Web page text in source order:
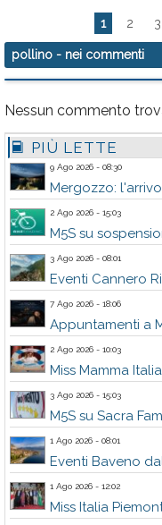
1 2 3
pollino - nei commenti
Nessun commento
PIÙ LETTE
9 Ago 2026 - 08:30
Mergozzo:
2 Ago 2026 - 15:03
M5S su
3 Ago 2026 - 08:01
Eventi Cannero
7 Ago 2026 - 18:06
Appuntamenti a
2 Ago 2026 - 10:03
Miss Mamma
3 Ago 2026 - 15:03
M5S su Sacra
1 Ago 2026 - 08:01
Eventi Baveno
1 Ago 2026 - 12:02
Miss Italia